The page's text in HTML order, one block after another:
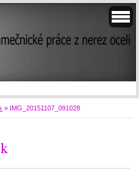
» IMG_20151107_091028